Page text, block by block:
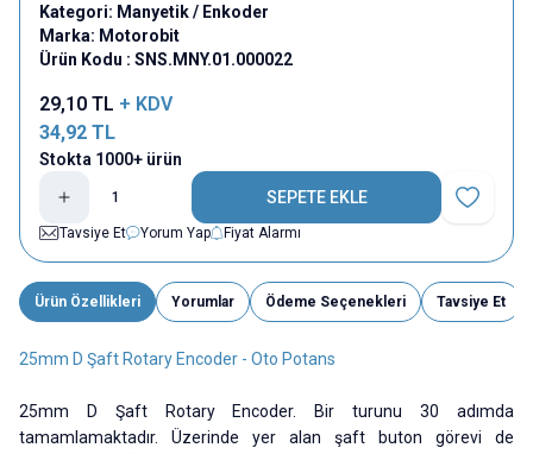
Kategori: Manyetik / Enkoder
Marka: Motorobit
Ürün Kodu : SNS.MNY.01.000022
29,10 TL + KDV
34,92 TL
Stokta 1000+ ürün
SEPETE EKLE
Favoriye
Tavsiye Et
Yorum Yap Fiyat Alarmı
Ürün Özellikleri Yorumlar Ödeme Seçenekleri Tavsiye Et
25mm D Şaft Rotary Encoder - Oto Potans
25mm D Şaft Rotary Encoder. Bir turunu 30 adımda
tamamlamaktadır. Üzerinde yer alan şaft buton görevi de